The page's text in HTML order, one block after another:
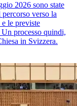
2026 sono state
verso la
le previste
processo quindi,
in Svizzera.